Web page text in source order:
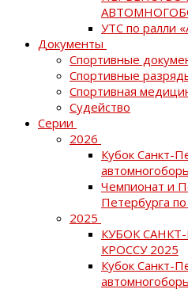
УТС по ралли
Документы
Спортивные
Спортивные
Спортивная
Судейство
Серии
2026
Кубок Санкт-
Чемпионат и
Петербурга
2025
КУБОК
КРОССУ 2025
Кубок Санкт-